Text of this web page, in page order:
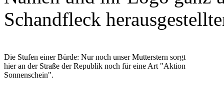
Schandfleck
Die Stufen einer Bürde: Nur noch unser Mutterstern sorgt
hier an der Straße der Republik noch für eine Art "Aktion
Sonnenschein".